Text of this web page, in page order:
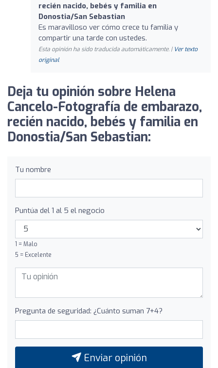
recién nacido, bebés y familia en
Donostia/San Sebastian
Es maravilloso ver cómo crece tu familia y
compartir una tarde con ustedes.
Esta opinión ha sido traducida automáticamente. | Ver texto
original
Deja tu opinión sobre Helena
Cancelo-Fotografía de embarazo,
recién nacido, bebés y familia en
Donostia/San Sebastian:
Tu nombre
Puntúa del 1 al 5 el negocio
1 = Malo
5 = Excelente
Pregunta de seguridad: ¿Cuánto suman 7+4?
Enviar opinión